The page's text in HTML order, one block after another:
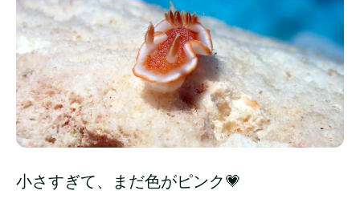
小さすぎて、まだ色がピンク💗